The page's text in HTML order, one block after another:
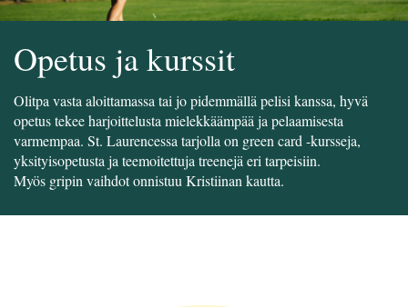
Opetus ja kurssit
Olitpa vasta aloittamassa tai jo pidemmällä pelisi kanssa, hyvä
opetus tekee harjoittelusta mielekkäämpää ja pelaamisesta
varmempaa. St. Laurencessa tarjolla on green card -kursseja,
yksityisopetusta ja teemoitettuja treenejä eri tarpeisiin.
​​​​​​​Myös gripin vaihdot onnistuu Kristiinan kautta.